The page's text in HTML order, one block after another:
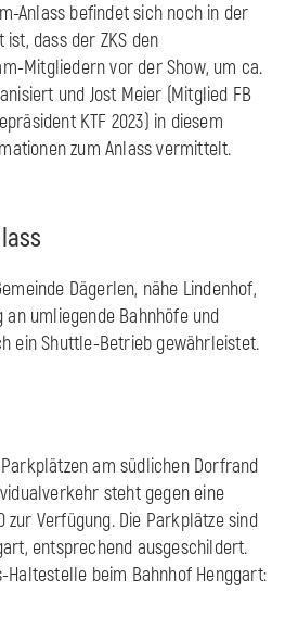
Anlass befindet sich noch in der
dass der ZKS den
Mitgliedern vor der Show, um ca.
und Jost Meier (Mitglied FB
KTF 2023) in diesem
zum Anlass vermittelt.
Dägerlen, nähe Lindenhof,
an umliegende Bahnhöfe und
ein Shuttle-Betrieb gewährleistet.
am südlichen Dorfrand
steht gegen eine
zur Verfügung. Die Parkplätze sind
entsprechend ausgeschildert.
Haltestelle beim Bahnhof Henggart: